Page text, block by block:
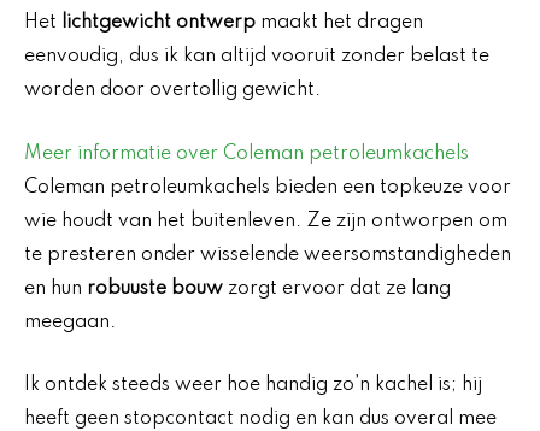
Het lichtgewicht ontwerp maakt het dragen
eenvoudig, dus ik kan altijd vooruit zonder belast te
worden door overtollig gewicht.
Meer informatie over Coleman petroleumkachels
Coleman petroleumkachels bieden een topkeuze voor
wie houdt van het buitenleven. Ze zijn ontworpen om
te presteren onder wisselende weersomstandigheden
en hun robuuste bouw zorgt ervoor dat ze lang
meegaan.
Ik ontdek steeds weer hoe handig zo’n kachel is; hij
heeft geen stopcontact nodig en kan dus overal mee